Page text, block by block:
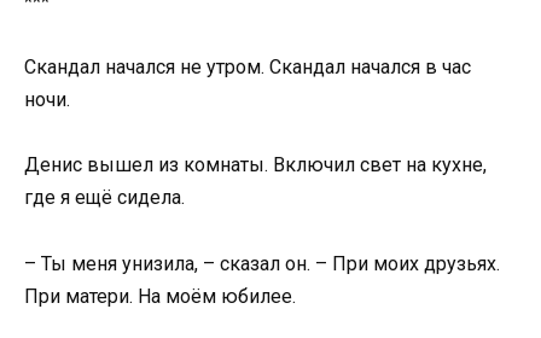
Скандал начался не утром. Скандал начался в час
ночи.
Денис вышел из комнаты. Включил свет на кухне,
где я ещё сидела.
– Ты меня унизила, – сказал он. – При моих друзьях.
При матери. На моём юбилее.